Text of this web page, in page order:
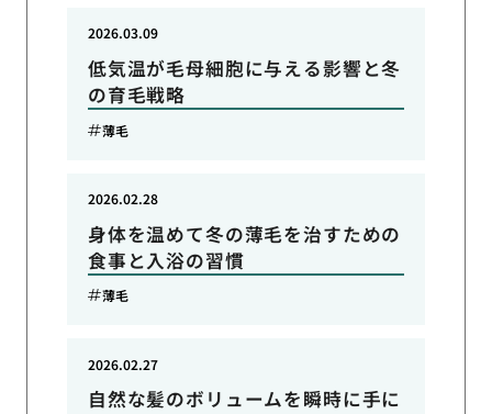
低気温が毛母細胞に与える影響と冬
の育毛戦略
2026.03.09
薄毛
身体を温めて冬の薄毛を治すための
食事と入浴の習慣
2026.02.28
薄毛
自然な髪のボリュームを瞬時に手に
2026.02.27